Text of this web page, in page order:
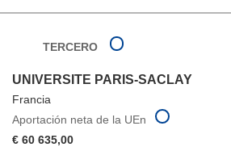
TERCERO
UNIVERSITE PARIS-SACLAY
Francia
Aportación neta de la UEn
€ 60 635,00